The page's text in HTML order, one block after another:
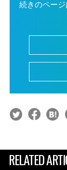
続きのペー
RELATED